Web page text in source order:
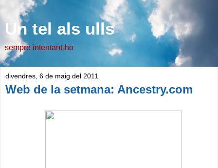
Un tel als ulls
sempre intentant-ho
divendres, 6 de maig del 2011
Web de la setmana: Ancestry.com